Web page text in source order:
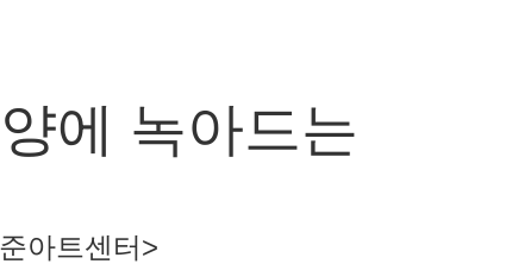
에 녹아드는
아트센터>